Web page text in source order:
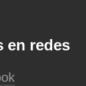
en redes